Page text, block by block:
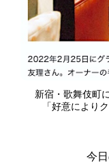
新宿・歌舞伎町
「好意によ
今